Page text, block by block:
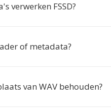
verwerken FSSD?
of metadata?
van WAV behouden?